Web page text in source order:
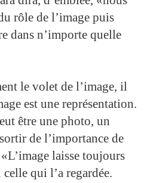
rôle de l’image puis
dans n’importe quelle
le volet de l’image, il
est une représentation.
être une photo, un
de l’importance de
laisse toujours
qui l’a regardée.